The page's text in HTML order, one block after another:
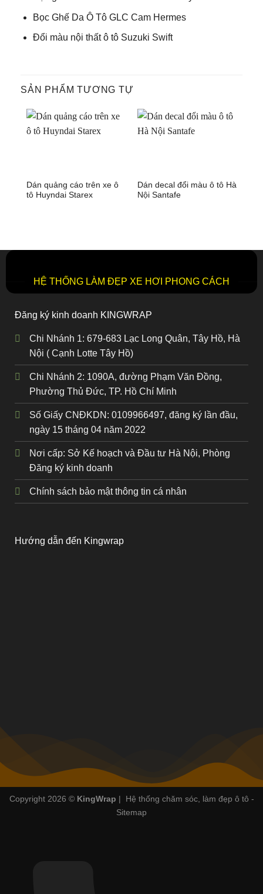
Bọc Ghế Da Ô Tô GLC Cam Hermes
Đổi màu nội thất ô tô Suzuki Swift
SẢN PHẨM TƯƠNG TỰ
Dán quảng cáo trên xe ô
tô Huyndai Starex
Dán decal đổi màu ô tô Hà
Nội Santafe
HỆ THỐNG LÀM ĐẸP XE HƠI PHONG CÁCH
Đăng ký kinh doanh KINGWRAP
Chi Nhánh 1: 679-683 Lạc Long Quân, Tây Hồ, Hà
Nội ( Cạnh Lotte Tây Hồ)
Chi Nhánh 2: 1090A, đường Phạm Văn Đồng,
Phường Thủ Đức, TP. Hồ Chí Minh
Số Giấy CNĐKDN: 0109966497, đăng ký lần đầu,
ngày 15 tháng 04 năm 2022
Nơi cấp: Sở Kế hoạch và Đầu tư Hà Nội, Phòng
Đăng ký kinh doanh
Chính sách bảo mật thông tin cá nhân
Hướng dẫn đến Kingwrap
Copyright 2026 © KingWrap | Hệ thống chăm sóc, làm đẹp ô tô -
Sitemap